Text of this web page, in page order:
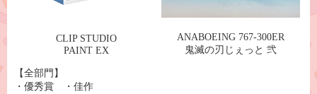
CLIP STUDIO
PAINT EX
ANABOEING 767-300ER
鬼滅の刃じぇっと 弐
【全部門】
・優秀賞 ・佳作